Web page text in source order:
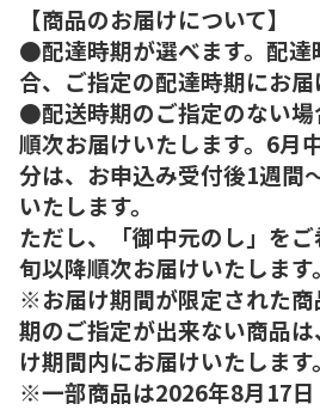
【商品のお届けについて】
●配達時期が選べます。配達
合、ご指定の配達時期にお届
●配送時期のご指定のない
順次お届けいたします。6月
分は、お申込み受付後1週間
いたします。
ただし、「御中元のし」を
旬以降順次お届けいたします。
※お届け期間が限定された
期のご指定が出来ない商品
け期間内にお届けいたします。
※一部商品は2026年8月17日